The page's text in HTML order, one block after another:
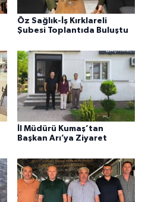
Öz Sağlık-İş Kırklareli
Şubesi Toplantıda Buluştu
İl Müdürü Kumaş’tan
Başkan Arı’ya Ziyaret